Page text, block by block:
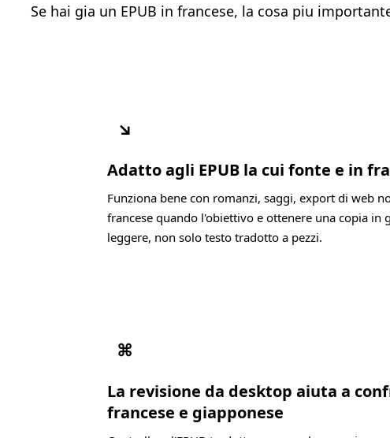
Se hai gia un EPUB in francese, la cosa piu
↘
Adatto agli EPUB la cui fonte e in
Funziona bene con romanzi, saggi, export di web
francese quando l'obiettivo e ottenere una copia in
leggere, non solo testo tradotto a pezzi.
⌘
La revisione da desktop aiuta a
francese e giapponese